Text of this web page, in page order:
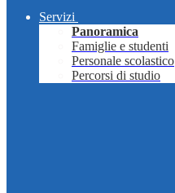
Servizi
Panoramica
Famiglie e studenti
Personale scolastico
Percorsi di studio